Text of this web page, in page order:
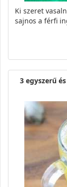
Ki szeret
sajnos a férfi
3 egyszerű